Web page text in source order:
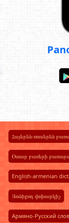
Հայերեն-ռուսերեն
Օտար բառերի
English-armenian
Յունիքոդ փոխարկիչ
Армяно-Русский